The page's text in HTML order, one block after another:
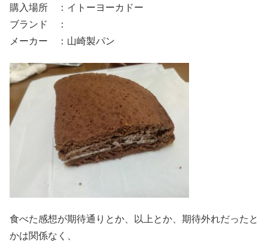
購入場所 ：イトーヨーカドー
ブランド ：
メーカー ：山崎製パン
食べた感想が期待通りとか、以上とか、期待外れだったと
かは関係なく、